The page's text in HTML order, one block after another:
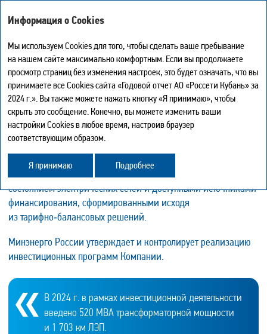
Искать
Мой отчет
Печать страницы
Скачать в PDF
Центр загрузки
История
Карта сайта
Поделиться
Обратная связь
ИНВЕСТИЦИОННАЯ ДЕЯТЕЛЬНОСТЬ
Инвестиции — основа надежного энергоснабжения
и важнейшая составляющая эффективности деятельности
«Россети Кубань».
Инвестиционные программы Компании составляются
в соответствии со схемами и программами развития
электроэнергетических систем России, а также техническим
состоянием электрических сетей и доступными источниками
финансирования, сформированными исходя
из тарифно‑балансовых решений.
Минэнерго России утверждает и контролирует реализацию
инвестиционных программ Компании.
В 2024 г. в рамках инвестиционной деятельности
введено 520 МВА трансформаторной мощности
и 1 703 км ЛЭП.
Информация о Cookies
Мы используем Cookies для того, чтобы сделать ваше пребывание
на нашем сайте максимально комфортным. Если вы продолжаете
просмотр страниц без изменения настроек, это будет означать, что вы
принимаете все Cookies сайта «Годовой отчет АО «Россети Кубань» за
2024 г.». Вы также можете нажать кнопку «Я принимаю», чтобы
скрыть это сообщение. Конечно, вы можете изменить ваши
настройки Cookies в любое время, настроив браузер
соответствующим образом.
Я принимаю Подробнее